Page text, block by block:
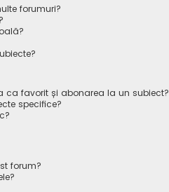
forumuri?
ca favorit și abonarea la un subiect?
specifice?
forum?